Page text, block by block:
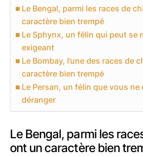
Le Bengal, parmi les races de
caractère bien trempé
Le Sphynx, un félin qui peut se
exigeant
Le Bombay, l’une des races de
caractère bien trempé
Le Persan, un félin que vous ne
déranger
Le Bengal, parmi les
ont un caractère bien